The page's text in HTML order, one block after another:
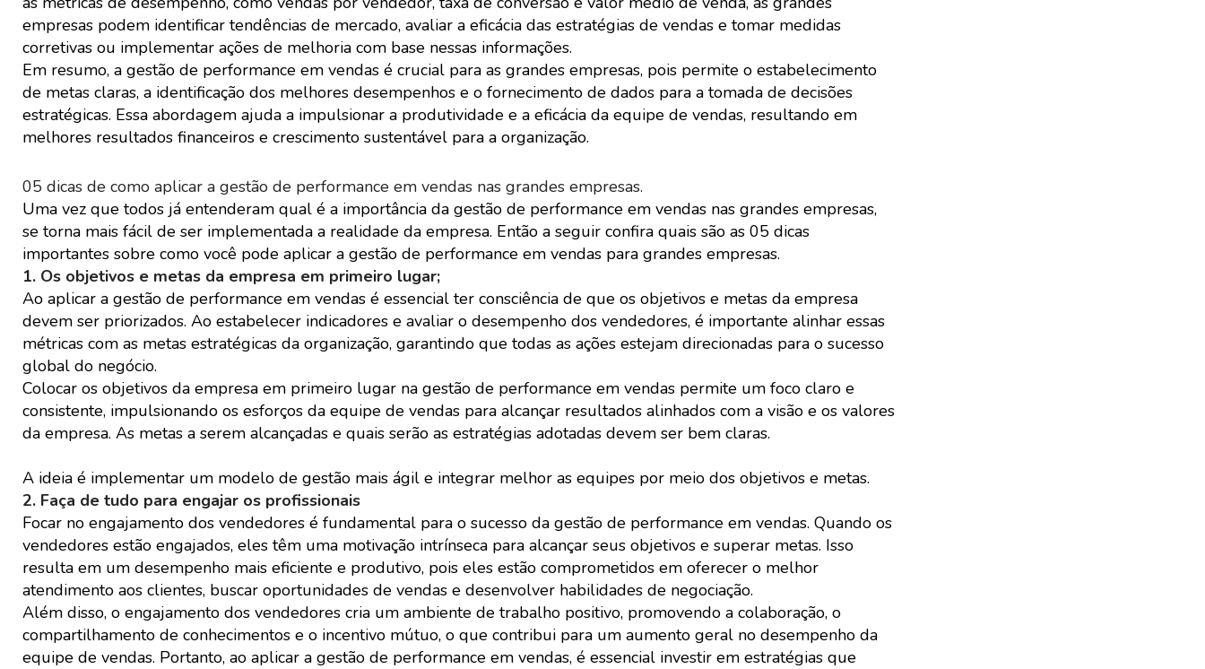
empresas podem identificar tendências de mercado, avaliar a eficácia das estratégias de vendas e tomar medidas
corretivas ou implementar ações de melhoria com base nessas informações.
Em resumo, a gestão de performance em vendas é crucial para as grandes empresas, pois permite o estabelecimento
de metas claras, a identificação dos melhores desempenhos e o fornecimento de dados para a tomada de decisões
estratégicas. Essa abordagem ajuda a impulsionar a produtividade e a eficácia da equipe de vendas, resultando em
melhores resultados financeiros e crescimento sustentável para a organização.
05 dicas de como aplicar a gestão de performance em vendas nas grandes empresas.
Uma vez que todos já entenderam qual é a importância da gestão de performance em vendas nas grandes empresas,
se torna mais fácil de ser implementada a realidade da empresa. Então a seguir confira quais são as 05 dicas
importantes sobre como você pode aplicar a gestão de performance em vendas para grandes empresas.
1. Os objetivos e metas da empresa em primeiro lugar;
Ao aplicar a gestão de performance em vendas é essencial ter consciência de que os objetivos e metas da empresa
devem ser priorizados. Ao estabelecer indicadores e avaliar o desempenho dos vendedores, é importante alinhar essas
métricas com as metas estratégicas da organização, garantindo que todas as ações estejam direcionadas para o sucesso
global do negócio.
Colocar os objetivos da empresa em primeiro lugar na gestão de performance em vendas permite um foco claro e
consistente, impulsionando os esforços da equipe de vendas para alcançar resultados alinhados com a visão e os valores
da empresa. As metas a serem alcançadas e quais serão as estratégias adotadas devem ser bem claras.
A ideia é implementar um modelo de gestão mais ágil e integrar melhor as equipes por meio dos objetivos e metas.
2. Faça de tudo para engajar os profissionais
Focar no engajamento dos vendedores é fundamental para o sucesso da gestão de performance em vendas. Quando os
vendedores estão engajados, eles têm uma motivação intrínseca para alcançar seus objetivos e superar metas. Isso
resulta em um desempenho mais eficiente e produtivo, pois eles estão comprometidos em oferecer o melhor
atendimento aos clientes, buscar oportunidades de vendas e desenvolver habilidades de negociação.
Além disso, o engajamento dos vendedores cria um ambiente de trabalho positivo, promovendo a colaboração, o
compartilhamento de conhecimentos e o incentivo mútuo, o que contribui para um aumento geral no desempenho da
equipe de vendas. Portanto, ao aplicar a gestão de performance em vendas, é essencial investir em estratégias que